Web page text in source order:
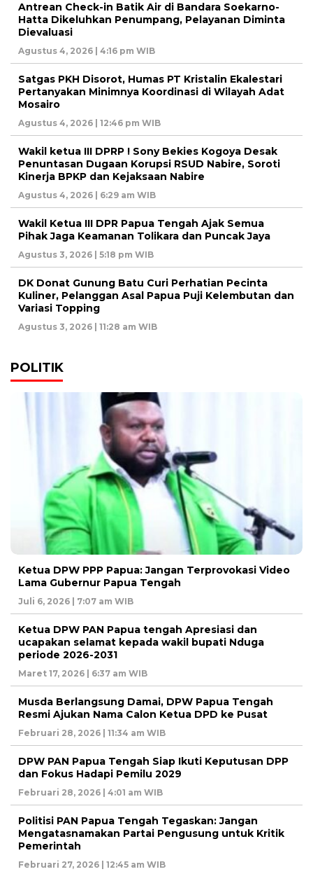
Antrean Check-in Batik Air di Bandara Soekarno-
Hatta Dikeluhkan Penumpang, Pelayanan Diminta
Dievaluasi
Agustus 4, 2026 | 4:16 pm WIB
Satgas PKH Disorot, Humas PT Kristalin Ekalestari
Pertanyakan Minimnya Koordinasi di Wilayah Adat
Mosairo
Agustus 4, 2026 | 12:46 pm WIB
Wakil ketua III DPRP ! Sony Bekies Kogoya Desak
Penuntasan Dugaan Korupsi RSUD Nabire, Soroti
Kinerja BPKP dan Kejaksaan Nabire
Agustus 4, 2026 | 6:29 am WIB
Wakil Ketua III DPR Papua Tengah Ajak Semua
Pihak Jaga Keamanan Tolikara dan Puncak Jaya
Agustus 3, 2026 | 5:18 pm WIB
DK Donat Gunung Batu Curi Perhatian Pecinta
Kuliner, Pelanggan Asal Papua Puji Kelembutan dan
Variasi Topping
Agustus 3, 2026 | 11:28 am WIB
POLITIK
Ketua DPW PPP Papua: Jangan Terprovokasi Video
Lama Gubernur Papua Tengah
Juli 6, 2026 | 7:07 am WIB
Ketua DPW PAN Papua tengah Apresiasi dan
ucapakan selamat kepada wakil bupati Nduga
periode 2026-2031
Maret 17, 2026 | 6:37 am WIB
Musda Berlangsung Damai, DPW Papua Tengah
Resmi Ajukan Nama Calon Ketua DPD ke Pusat
Februari 28, 2026 | 11:34 am WIB
DPW PAN Papua Tengah Siap Ikuti Keputusan DPP
dan Fokus Hadapi Pemilu 2029
Februari 28, 2026 | 4:01 am WIB
Politisi PAN Papua Tengah Tegaskan: Jangan
Mengatasnamakan Partai Pengusung untuk Kritik
Pemerintah
Februari 27, 2026 | 12:45 am WIB